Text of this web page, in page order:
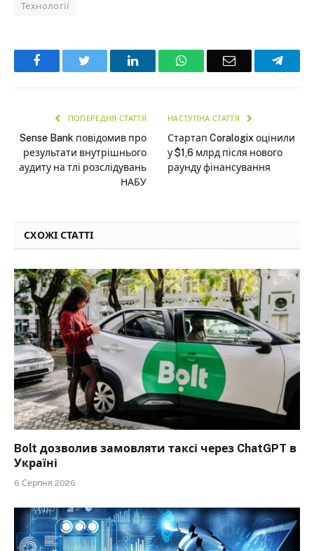
Технології
Facebook LinkedInWhatsAppEmail
ПОПЕРЕДНЯ СТАТТЯ
Sense Bank повідомив про
результати внутрішнього
аудиту на тлі розслідувань
НАБУ
НАСТУПНА СТАТТЯ
Стартап Coralogix оцінили
у $1,6 млрд після нового
раунду фінансування
СХОЖІ СТАТТІ
Bolt дозволив замовляти таксі через ChatGPT в
Україні
6 Серпня 2026